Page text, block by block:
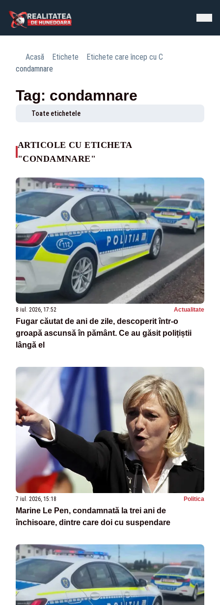
Acasă Etichete
Etichete care încep cu C
condamnare
Tag: condamnare
Toate etichetele
ARTICOLE CU ETICHETA
"CONDAMNARE"
8 iul. 2026, 17:52 Actualitate
Fugar căutat de ani de zile, descoperit într-o
groapă ascunsă în pământ. Ce au găsit polițiștii
lângă el
7 iul. 2026, 15:18 Politica
Marine Le Pen, condamnată la trei ani de
închisoare, dintre care doi cu suspendare